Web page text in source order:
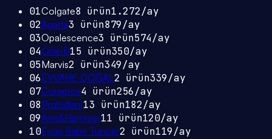
01Colgate8 ürün1.272/ay
02Agarta3 ürün879/ay
03Opalescence3 ürün574/ay
04Oral-B15 ürün350/ay
05Marvis2 ürün349/ay
06EVVAHE DOĞAL2 ürün339/ay
07Curaprox4 ürün256/ay
08Probident13 ürün182/ay
09Arm&Hammer11 ürün120/ay
10Eyüp Sabri Tuncer2 ürün119/ay